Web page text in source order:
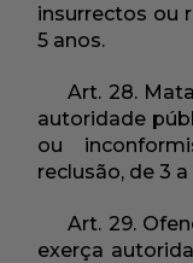
insurrectos ou
5 anos.
Art. 28.
autoridade
ou
reclusão, de 3
Art. 29.
exerça